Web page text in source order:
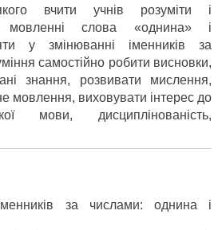
вчити учнів розуміти і
мовленні слова «однина» і
у змінюванні іменників за
самостійно робити висновки,
знання, розвивати мислення,
мовлення, виховувати інтерес до
мови, дисциплінованість,
за числами: однина і